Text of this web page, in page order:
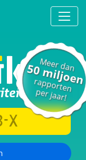
Meer dan
50 miljoen
rapporten
per jaar!